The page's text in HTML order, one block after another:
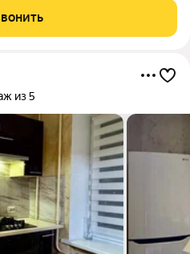
ЖК расположен в
с
из 5